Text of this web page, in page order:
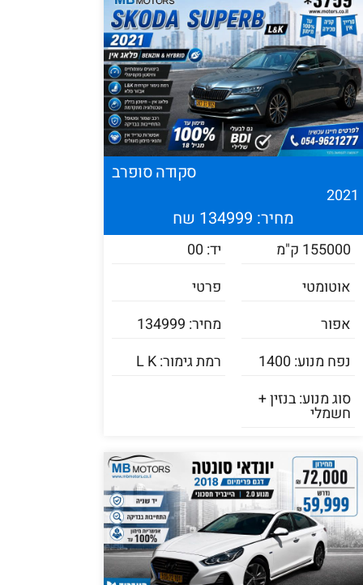
סקודה סופרב
מחיר: 134999 שח
155000 ק"מ
אוטומטי
אפור
נפח מנוע: 1400
סוג מנוע: בנזין +
חשמלי
יד: 00
פרטי
מחיר: 134999
רמת גימור: L K